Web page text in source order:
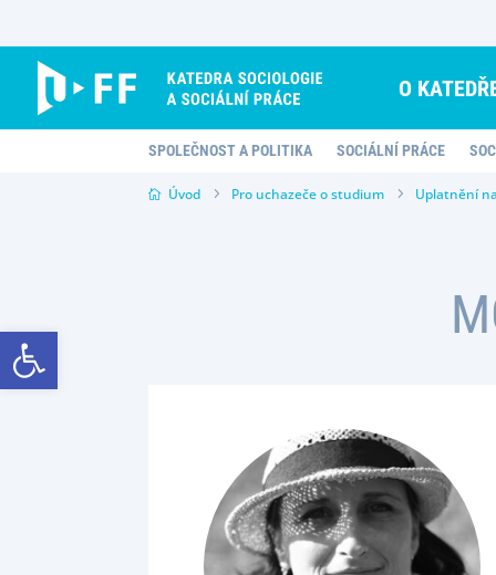
Open toolbar
O
SPOLEČNOST A POLITIKA SOCIÁLNÍ PRÁCE
Úvod Pro uchazeče o studium Uplatnění